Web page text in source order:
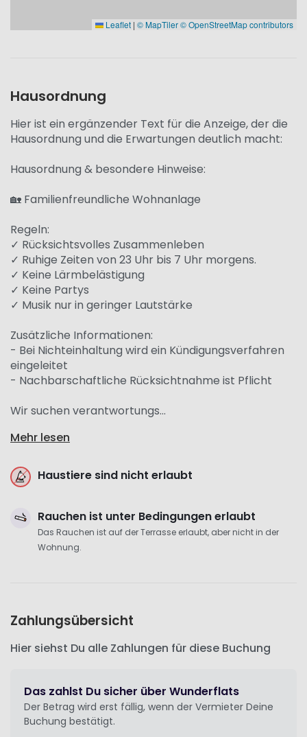
Leaflet | © MapTiler© OpenStreetMap contributors
Hausordnung
Hier ist ein ergänzender Text für die Anzeige, der die
Hausordnung und die Erwartungen deutlich macht:
Hausordnung & besondere Hinweise:
🏡 Familienfreundliche Wohnanlage
Regeln:
✓ Rücksichtsvolles Zusammenleben
✓ Ruhige Zeiten von 23 Uhr bis 7 Uhr morgens.
✓ Keine Lärmbelästigung
✓ Keine Partys
✓ Musik nur in geringer Lautstärke
Zusätzliche Informationen:
- Bei Nichteinhaltung wird ein Kündigungsverfahren
eingeleitet
- Nachbarschaftliche Rücksichtnahme ist Pflicht
Wir suchen verantwortungs...
Mehr lesen
Haustiere sind nicht erlaubt
Rauchen ist unter Bedingungen erlaubt
Das Rauchen ist auf der Terrasse erlaubt, aber nicht in der
Wohnung.
Zahlungsübersicht
Hier siehst Du alle Zahlungen für diese Buchung
Das zahlst Du sicher über Wunderflats
Der Betrag wird erst fällig, wenn der Vermieter Deine
Buchung bestätigt.